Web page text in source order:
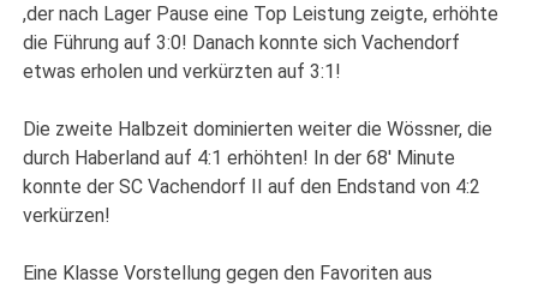
,der nach Lager Pause eine Top Leistung zeigte, erhöhte
die Führung auf 3:0! Danach konnte sich Vachendorf
etwas erholen und verkürzten auf 3:1!
Die zweite Halbzeit dominierten weiter die Wössner, die
durch Haberland auf 4:1 erhöhten! In der 68′ Minute
konnte der SC Vachendorf II auf den Endstand von 4:2
verkürzen!
Eine Klasse Vorstellung gegen den Favoriten aus